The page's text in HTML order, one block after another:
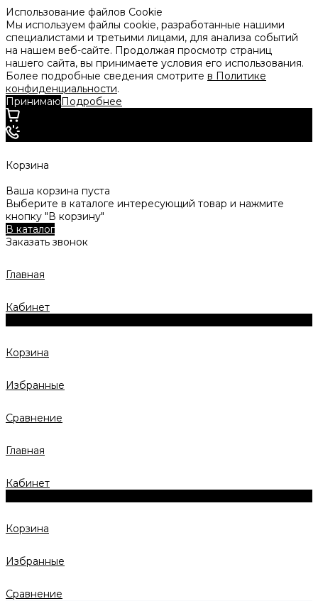
Использование файлов Cookie
Мы используем файлы cookie, разработанные нашими
специалистами и третьими лицами, для анализа событий
на нашем веб-сайте. Продолжая просмотр страниц
нашего сайта, вы принимаете условия его использования.
Более подробные сведения смотрите в Политике
конфиденциальности.
ПринимаюПодробнее
Корзина
Ваша корзина пуста
Выберите в каталоге интересующий товар и нажмите
кнопку "В корзину"
В каталог
Заказать звонок
Главная
Кабинет
Корзина
Избранные
Сравнение
Главная
Кабинет
Корзина
Избранные
Сравнение